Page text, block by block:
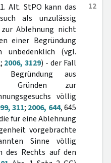
12
Alt. StPO kann das
als unzulässig
Ablehnung nicht
einer Begründung
unbedenklich (vgl.
2006, 3129) - der Fall
aus
Gründen zur
völlig
311; 2006, 644, 645
für eine Ablehnung
vorgebrachte
Sinne völlig
des Rechts auf den